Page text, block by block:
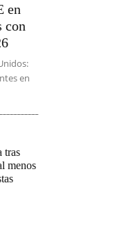
en
con
en
tras
menos